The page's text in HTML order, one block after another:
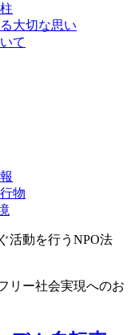
大切な思い
て
物
活動を行うNPO法
リー社会実現へのお